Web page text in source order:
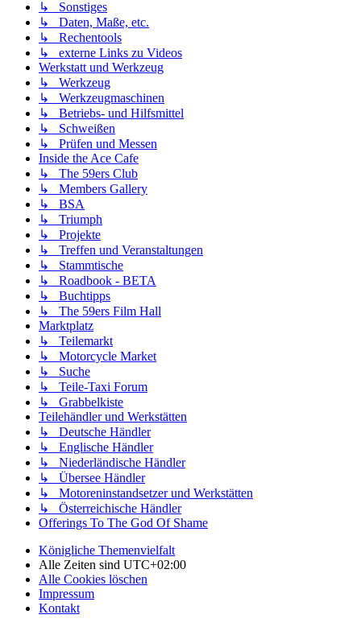
↳ Sonstiges
↳ Daten, Maße, etc.
↳ Rechentools
↳ externe Links zu Videos
Werkstatt und Werkzeug
↳ Werkzeug
↳ Werkzeugmaschinen
↳ Betriebs- und Hilfsmittel
↳ Schweißen
↳ Prüfen und Messen
Inside the Ace Cafe
↳ The 59ers Club
↳ Members Gallery
↳ BSA
↳ Triumph
↳ Projekte
↳ Treffen und Veranstaltungen
↳ Stammtische
↳ Roadbook - BETA
↳ Buchtipps
↳ The 59ers Film Hall
Marktplatz
↳ Teilemarkt
↳ Motorcycle Market
↳ Suche
↳ Teile-Taxi Forum
↳ Grabbelkiste
Teilehändler und Werkstätten
↳ Deutsche Händler
↳ Englische Händler
↳ Niederländische Händler
↳ Übersee Händler
↳ Motoreninstandsetzer und Werkstätten
↳ Österreichische Händler
Offerings To The God Of Shame
Königliche Themenvielfalt
Alle Zeiten sind UTC+02:00
Alle Cookies löschen
Impressum
Kontakt